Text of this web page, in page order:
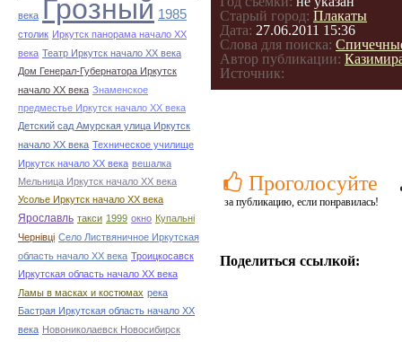
века Грозный 1985
столик Иркутск панорама начало ХХ
века Театр Иркутск начало ХХ века
Дом Генерал-Губернатора Иркутск
начало ХХ века Знаменское
предместье Иркутск начало ХХ века
Детский сад Амурская улица Иркутск
начало ХХ века Техническое училище
Иркутск начало ХХ века вешалка
Мельница Иркутск начало ХХ века
Усолье Иркутск начало ХХ века
Ярославль такси 1999 окно Купальні
Чернівці Село Листвяничное Иркутская
область начало ХХ века Троицкосавск
Иркутская область начало ХХ века
Ламы в масках и костюмах река
Бастрая Иркутская область начало ХХ
века Новониколаевск Новосибирск
Старый город: Плакаты
Дата: 27.06.2011 15:36
Слова для поиска:
Автор публикации:
Источник:
Проголосуйте
за публикацию, если понравилась!
Поделиться ссылкой: